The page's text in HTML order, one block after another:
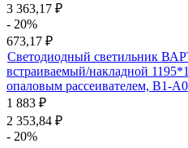
3 363,17 ₽
- 20%
673,17 ₽
Светодиодный светильник
встраиваемый/накладной
опаловым рассеивателем, B1-
1 883 ₽
2 353,84 ₽
- 20%